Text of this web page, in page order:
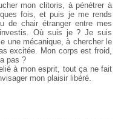
mon clitoris, àpénétrer à
fois, et puis jeme rends
de chair étranger entre mes
Où suis je ? Je suis
une mécanique, àchercher le
excitée. Mon corps est froid,
pas ?
à mon esprit, tout ça nefait
mon plaisir libéré.